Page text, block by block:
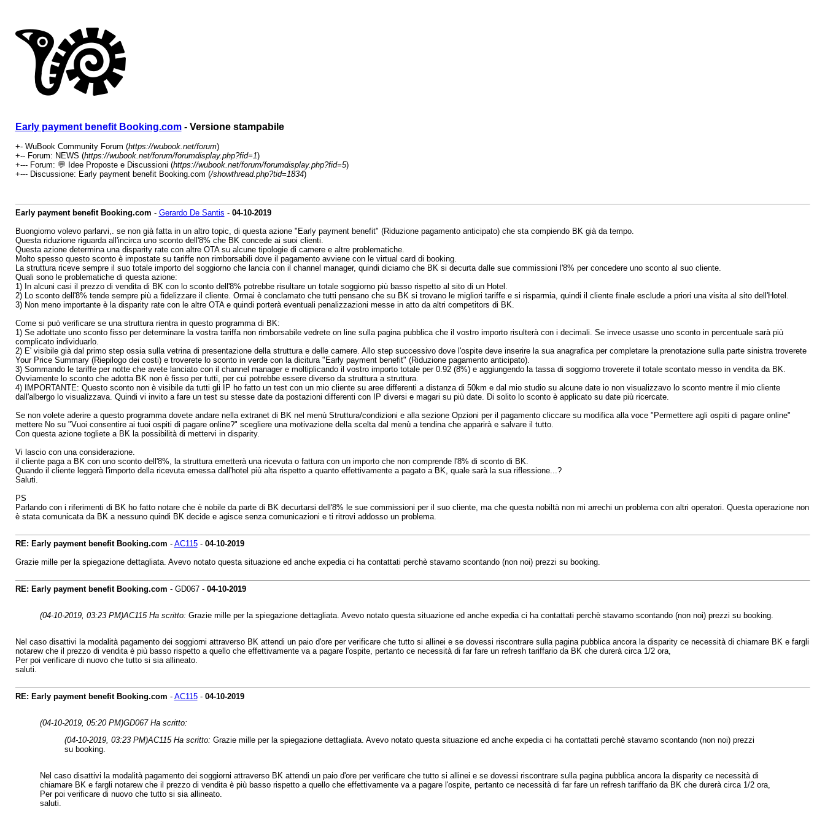
Early payment benefit Booking.com- Versione stampabile
+- WuBook Community Forum (https://wubook.net/forum)
+-- Forum: NEWS (https://wubook.net/forum/forumdisplay.php?fid=1)
+--- Forum: 💬 Idee Proposte e Discussioni (https://wubook.net/forum/forumdisplay.php?fid=5)
+--- Discussione: Early payment benefit Booking.com (/showthread.php?tid=1834)
Early payment benefit Booking.com - Gerardo De Santis - 04-10-2019
Buongiorno volevo parlarvi,. se non già fatta in un altro topic, di questa azione "Early payment benefit" (Riduzione pagamento anticipato) che sta compiendo BK già da tempo.
Questa riduzione riguarda all'incirca uno sconto dell'8% che BK concede ai suoi clienti.
Questa azione determina una disparity rate con altre OTA su alcune tipologie di camere e altre problematiche.
Molto spesso questo sconto è impostate su tariffe non rimborsabili dove il pagamento avviene con le virtual card di booking.
La struttura riceve sempre il suo totale importo del soggiorno che lancia con il channel manager, quindi diciamo che BK si decurta dalle sue commissioni l'8% per concedere uno sconto al suo cliente.
Quali sono le problematiche di questa azione:
1) In alcuni casi il prezzo di vendita di BK con lo sconto dell'8% potrebbe risultare un totale soggiorno più basso rispetto al sito di un Hotel.
2) Lo sconto dell'8% tende sempre più a fidelizzare il cliente. Ormai è conclamato che tutti pensano che su BK si trovano le migliori tariffe e si risparmia, quindi il cliente finale esclude a priori una visita al sito dell'Hotel.
3) Non meno importante è la disparity rate con le altre OTA e quindi porterà eventuali penalizzazioni messe in atto da altri competitors di BK.
Come si può verificare se una struttura rientra in questo programma di BK:
1) Se adottate uno sconto fisso per determinare la vostra tariffa non rimborsabile vedrete on line sulla pagina pubblica che il vostro importo risulterà con i decimali. Se invece usasse uno sconto in percentuale sarà più
complicato individuarlo.
2) E' visibile già dal primo step ossia sulla vetrina di presentazione della struttura e delle camere. Allo step successivo dove l'ospite deve inserire la sua anagrafica per completare la prenotazione sulla parte sinistra troverete
Your Price Summary (Riepilogo dei costi) e troverete lo sconto in verde con la dicitura "Early payment benefit" (Riduzione pagamento anticipato).
3) Sommando le tariffe per notte che avete lanciato con il channel manager e moltiplicando il vostro importo totale per 0.92 (8%) e aggiungendo la tassa di soggiorno troverete il totale scontato messo in vendita da BK.
Ovviamente lo sconto che adotta BK non è fisso per tutti, per cui potrebbe essere diverso da struttura a struttura.
4) IMPORTANTE: Questo sconto non è visibile da tutti gli IP ho fatto un test con un mio cliente su aree differenti a distanza di 50km e dal mio studio su alcune date io non visualizzavo lo sconto mentre il mio cliente
dall'albergo lo visualizzava. Quindi vi invito a fare un test su stesse date da postazioni differenti con IP diversi e magari su più date. Di solito lo sconto è applicato su date più ricercate.
Se non volete aderire a questo programma dovete andare nella extranet di BK nel menù Struttura/condizioni e alla sezione Opzioni per il pagamento cliccare su modifica alla voce "Permettere agli ospiti di pagare online"
mettere No su "Vuoi consentire ai tuoi ospiti di pagare online?" scegliere una motivazione della scelta dal menù a tendina che apparirà e salvare il tutto.
Con questa azione togliete a BK la possibilità di mettervi in disparity.
Vi lascio con una considerazione.
il cliente paga a BK con uno sconto dell'8%, la struttura emetterà una ricevuta o fattura con un importo che non comprende l'8% di sconto di BK.
Quando il cliente leggerà l'importo della ricevuta emessa dall'hotel più alta rispetto a quanto effettivamente a pagato a BK, quale sarà la sua riflessione...?
Saluti.
PS
Parlando con i riferimenti di BK ho fatto notare che è nobile da parte di BK decurtarsi dell'8% le sue commissioni per il suo cliente, ma che questa nobiltà non mi arrechi un problema con altri operatori. Questa operazione non
è stata comunicata da BK a nessuno quindi BK decide e agisce senza comunicazioni e ti ritrovi addosso un problema.
RE: Early payment benefit Booking.com - AC115- 04-10-2019
Grazie mille per la spiegazione dettagliata. Avevo notato questa situazione ed anche expedia ci ha contattati perchè stavamo scontando (non noi) prezzi su booking.
RE: Early payment benefit Booking.com - GD067 - 04-10-2019
(04-10-2019, 03:23 PM)AC115 Ha scritto: Grazie mille per la spiegazione dettagliata. Avevo notato questa situazione ed anche expedia ci ha contattati perchè stavamo scontando (non noi) prezzi su booking.
Nel caso disattivi la modalità pagamento dei soggiorni attraverso BK attendi un paio d'ore per verificare che tutto si allinei e se dovessi riscontrare sulla pagina pubblica ancora la disparity ce necessità di chiamare BK e fargli
notarew che il prezzo di vendita è più basso rispetto a quello che effettivamente va a pagare l'ospite, pertanto ce necessità di far fare un refresh tariffario da BK che durerà circa 1/2 ora,
Per poi verificare di nuovo che tutto si sia allineato.
saluti.
RE: Early payment benefit Booking.com - AC115- 04-10-2019
(04-10-2019, 05:20 PM)GD067 Ha scritto:
(04-10-2019, 03:23 PM)AC115 Ha scritto: Grazie mille per la spiegazione dettagliata. Avevo notato questa situazione ed anche expedia ci ha contattati perchè stavamo scontando (non noi) prezzi
su booking.
Nel caso disattivi la modalità pagamento dei soggiorni attraverso BK attendi un paio d'ore per verificare che tutto si allinei e se dovessi riscontrare sulla pagina pubblica ancora la disparity ce necessità di
chiamare BK e fargli notarew che il prezzo di vendita è più basso rispetto a quello che effettivamente va a pagare l'ospite, pertanto ce necessità di far fare un refresh tariffario da BK che durerà circa 1/2 ora,
Per poi verificare di nuovo che tutto si sia allineato.
saluti.